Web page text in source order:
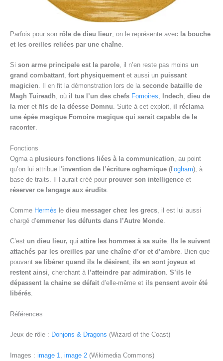
Parfois pour son rôle de dieu lieur , on le représente avec la bouche
et les oreilles reliées par une chaîne
Si son arme principale est la parole, il n’en reste pas moins un
grand combattant, fort physiquement et aussi un puissant
magicien. Il en fit la démonstration lors de la seconde bataille de
Magh Tuireadh, où il tua l’un des chefs Fomoires, Indech, dieu de
la mer et fils de la déesse Domnu. Suite à cet exploit, il réclama
une épée magique Fomoire magique qui serait capable de le
raconter.
Fonctions
Ogma a plusieurs fonctions liées à la communication , au point
qu’on lui attribue l’invention de l’écriture oghamique (l’ogham), à
base de traits. Il l’aurait créé pour prouver son intelligence et
réserver ce langage aux érudits
Comme Hermès le dieu messager chez les grecs , il est lui aussi
chargé d’emmener les défunts dans l’Autre Monde
C’est un dieu lieur, qui attire les hommes à sa suite.
Ils le suivent
attachés par les oreilles par une chaîne d’or et d’ambre. Bien que
pouvant se libérer quand ils le désirent, ils en sont joyeux et
restent ainsi, cherchant à l’atteindre par admiration. S’ils le
dépassent la chaine se défait d’elle-même et ils pensent avoir été
libérés.
Références
Jeux de rôle : Donjons & Dragons (Wizard of the Coast)
Images : image 1 image 2 (Wikimedia Commons)